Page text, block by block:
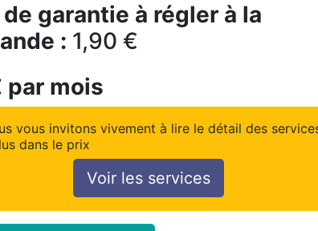
garantie à régler à la
: 1,90 €
par mois
vous invitons vivement à lire le détail des
dans le prix
Voir les services